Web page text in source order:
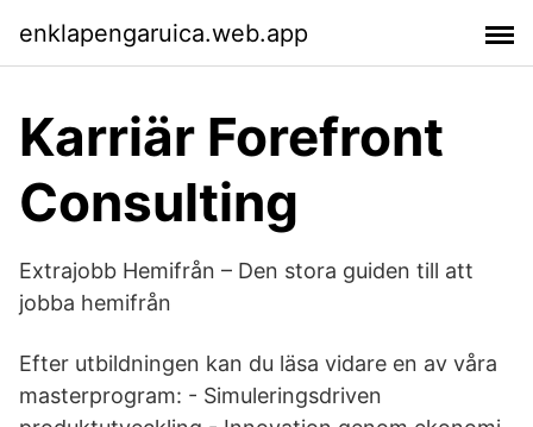
enklapengaruica.web.app
Karriär Forefront
Consulting
Extrajobb Hemifrån – Den stora guiden till att
jobba hemifrån
Efter utbildningen kan du läsa vidare en av våra
masterprogram: - Simuleringsdriven